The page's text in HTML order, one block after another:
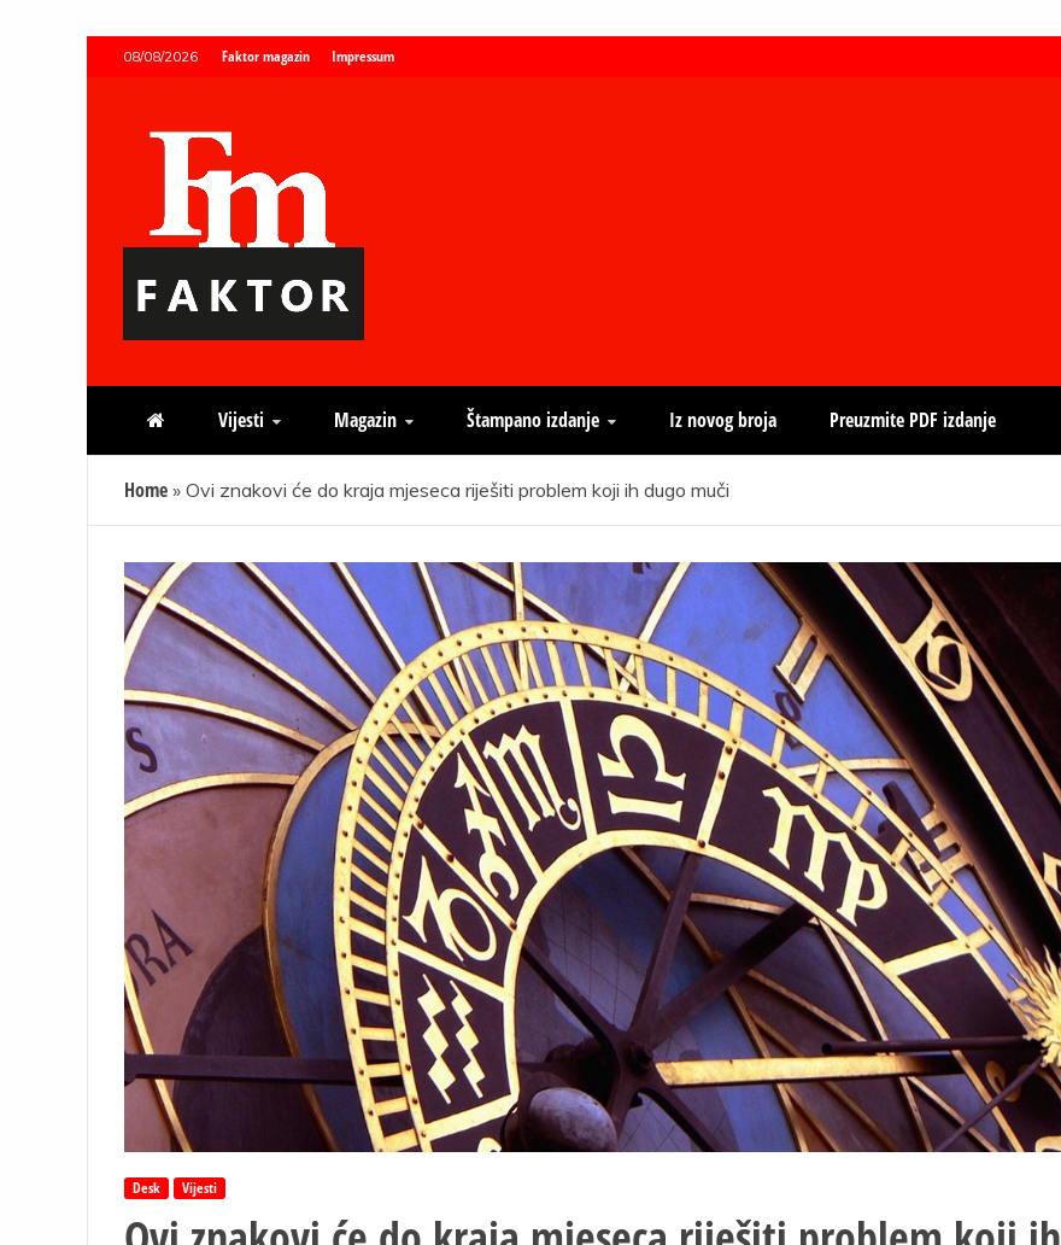
08/08/2026 Faktor magazin Impressum
Faktor magazin
Vijesti Magazin Štampano izdanje Iz novog broja Preuzmite PDF izdanje
Home » Ovi znakovi će do kraja mjeseca riješiti problem koji ih dugo muči
Desk Vijesti